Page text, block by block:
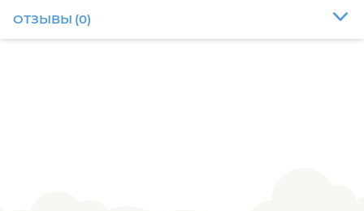
ОТЗЫВЫ (0)